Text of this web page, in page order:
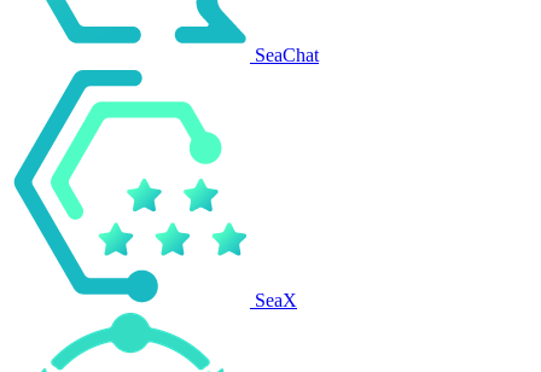
SeaChat
SeaX